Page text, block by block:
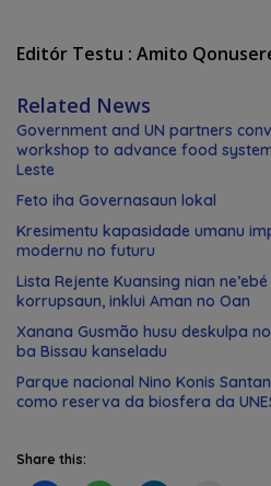
Editór Testu : Amito
Related News
Government and UN partners
workshop to advance food
Leste
Feto iha Governasaun lokal
Kresimentu kapasidade umanu
modernu no futuru
Lista Rejente Kuansing nian
korrupsaun, inklui Aman no Oan
Xanana Gusmão husu deskulpa
ba Bissau kanseladu
Parque nacional Nino Konis
como reserva da biosfera da
Share this: